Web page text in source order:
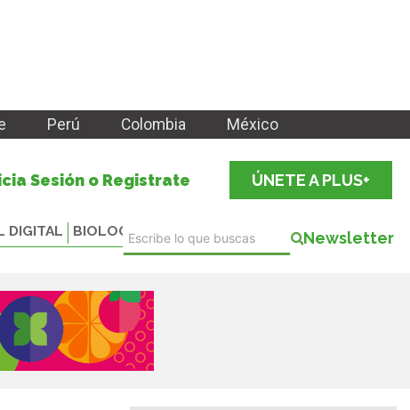
Perú Colombia México
Sesión o Registrate ÚNETE A PLUS+
DIGITAL BIOLOGICALS Newsletter